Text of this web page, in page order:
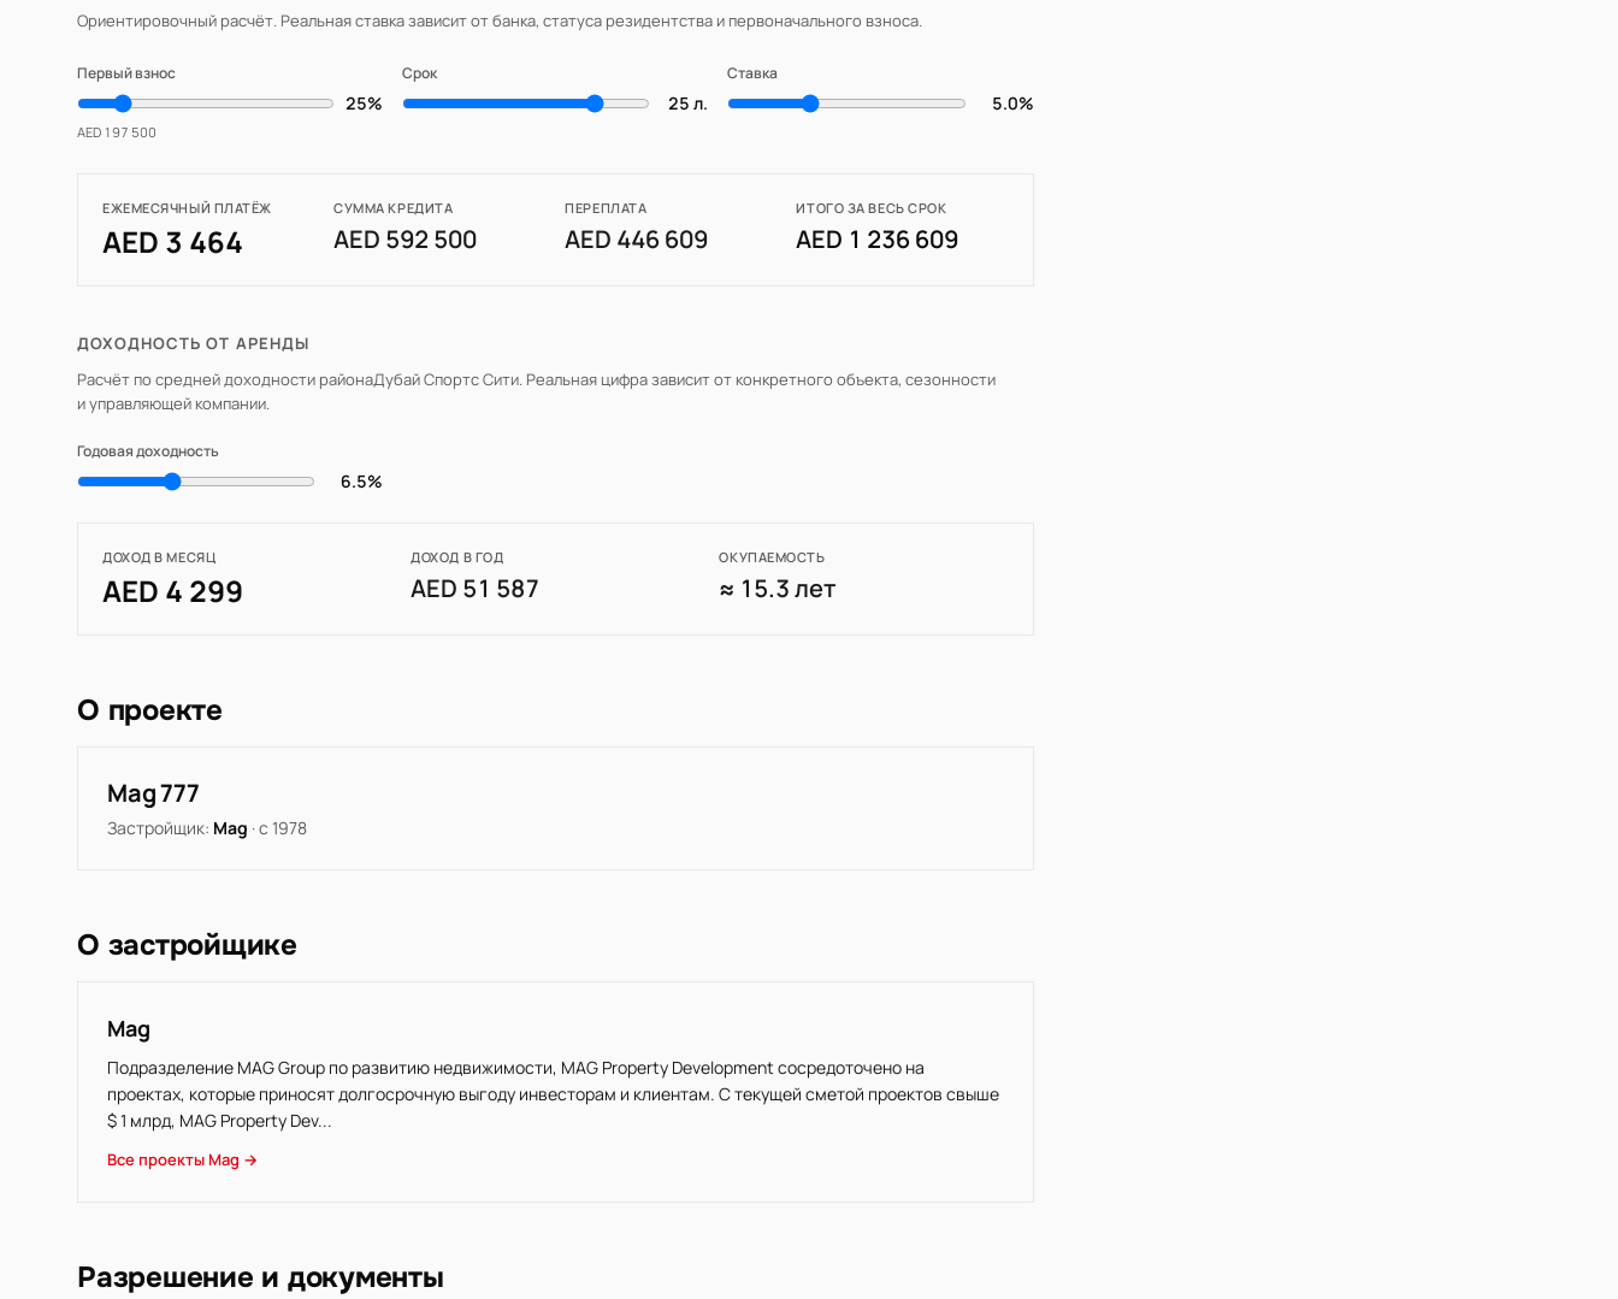
Ориентировочный расчёт. Реальная ставка зависит от банка, статуса резидентства и первоначального взноса.
Первый взнос
25%
AED 197 500
Срок
25 л.
Ставка
5.0%
ЕЖЕМЕСЯЧНЫЙ ПЛАТЁЖ
AED 3 464
СУММА КРЕДИТА
AED 592 500
ПЕРЕПЛАТА
AED 446 609
ИТОГО ЗА ВЕСЬ СРОК
AED 1 236 609
ДОХОДНОСТЬ ОТ АРЕНДЫ
Расчёт по средней доходности районаДубай Спортс Сити. Реальная цифра зависит от конкретного объекта, сезонности
и управляющей компании.
Годовая доходность
6.5%
ДОХОД В МЕСЯЦ
AED 4 299
ДОХОД В ГОД
AED 51 587
ОКУПАЕМОСТЬ
≈ 15.3 лет
О проекте
Mag 777
Застройщик: Mag · с 1978
О застройщике
Mag
Подразделение MAG Group по развитию недвижимости, MAG Property Development сосредоточено на
проектах, которые приносят долгосрочную выгоду инвесторам и клиентам. С текущей сметой проектов свыше
$ 1 млрд, MAG Property Dev...
Все проекты Mag →
Разрешение и документы